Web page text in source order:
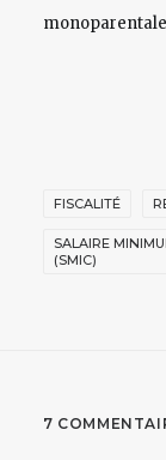
FISCALITÉ
SALAIRE
(SMIC)
7